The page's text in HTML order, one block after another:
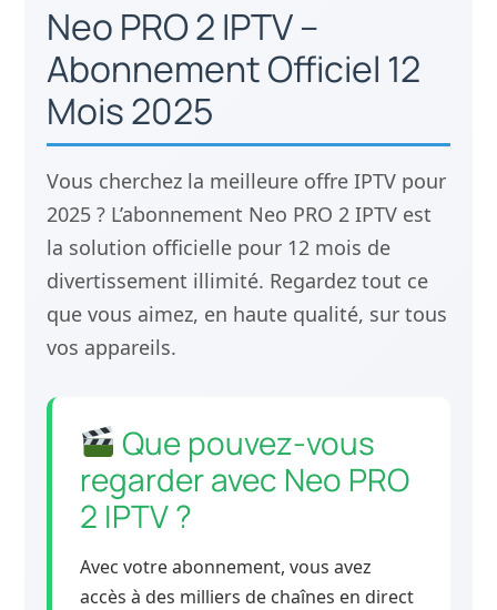
Neo PRO 2 IPTV –
Abonnement Officiel 12
Mois 2025
Vous cherchez la meilleure offre IPTV pour
2025 ? L’abonnement Neo PRO 2 IPTV est
la solution officielle pour 12 mois de
divertissement illimité. Regardez tout ce
que vous aimez, en haute qualité, sur tous
vos appareils.
Que pouvez-vous
regarder avec Neo PRO
2 IPTV ?
Avec votre abonnement, vous avez
accès à des milliers de chaînes en direct